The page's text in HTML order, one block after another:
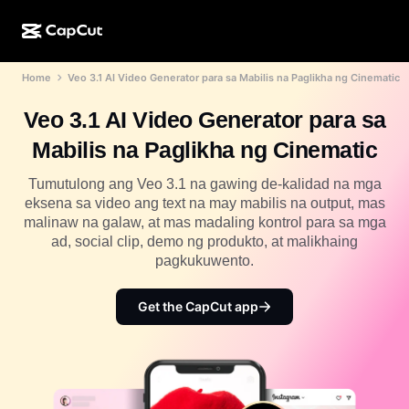
CapCut Pad
CapCut Mobile
Dreamina AI
AI na Disenyo
AI video generator
Generator ng AI na larawan
Dreamina Seedance 2.5
Nano Banana Pro
Gemini Omni
Mga AI tool
Video editor at generator
Image editor at generator
Voice generator at editor
Social media
Mga pang-holiday na template
Higit pa
Mga template ng kalendaryo
Mga template para sa anibersaryo
Mga template ng mga effect
Komunidad
Mga Inisyatiba
Mga Affiliate
Creative Partner Program
Home Veo 3.1 AI Video Generator para sa Mabilis na Paglikha ng Cinematic
Veo 3.1 AI Video Generator para sa
Mabilis na Paglikha ng Cinematic
Tumutulong ang Veo 3.1 na gawing de-kalidad na mga
eksena sa video ang text na may mabilis na output, mas
malinaw na galaw, at mas madaling kontrol para sa mga
ad, social clip, demo ng produkto, at malikhaing
pagkukuwento.
Get the CapCut app